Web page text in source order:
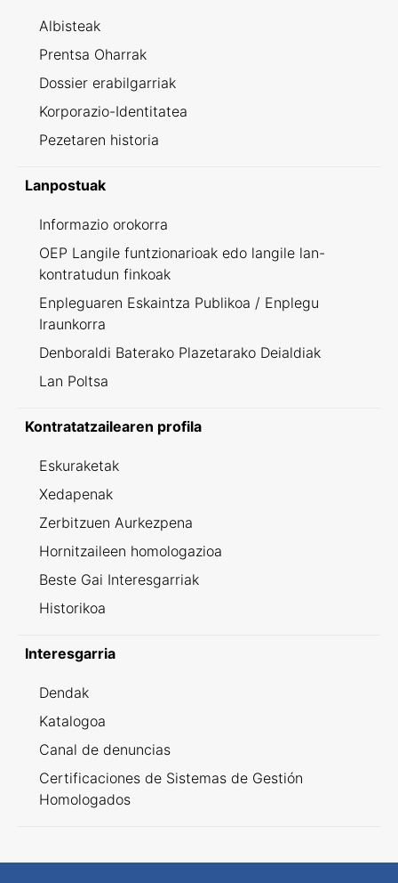
Albisteak
Prentsa Oharrak
Dossier erabilgarriak
Korporazio-Identitatea
Pezetaren historia
Lanpostuak
Informazio orokorra
OEP Langile funtzionarioak edo langile lan-
kontratudun finkoak
Enpleguaren Eskaintza Publikoa / Enplegu
Iraunkorra
Denboraldi Baterako Plazetarako Deialdiak
Lan Poltsa
Kontratatzailearen profila
Eskuraketak
Xedapenak
Zerbitzuen Aurkezpena
Hornitzaileen homologazioa
Beste Gai Interesgarriak
Historikoa
Interesgarria
Dendak
Katalogoa
Canal de denuncias
Certificaciones de Sistemas de Gestión
Homologados